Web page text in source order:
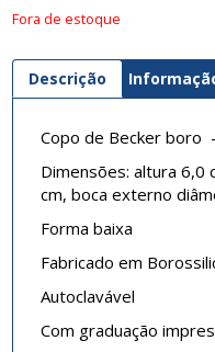
Fora de estoque
Descrição
Copo de Becker boro
Dimensões: altura 6,0
cm, boca externo
Forma baixa
Fabricado em
Autoclavável
Com graduação